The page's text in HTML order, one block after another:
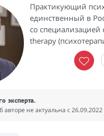
Практикующий
единственный в
со специализацией
therapy
эксперта.
не актуальна c 26.09.2022